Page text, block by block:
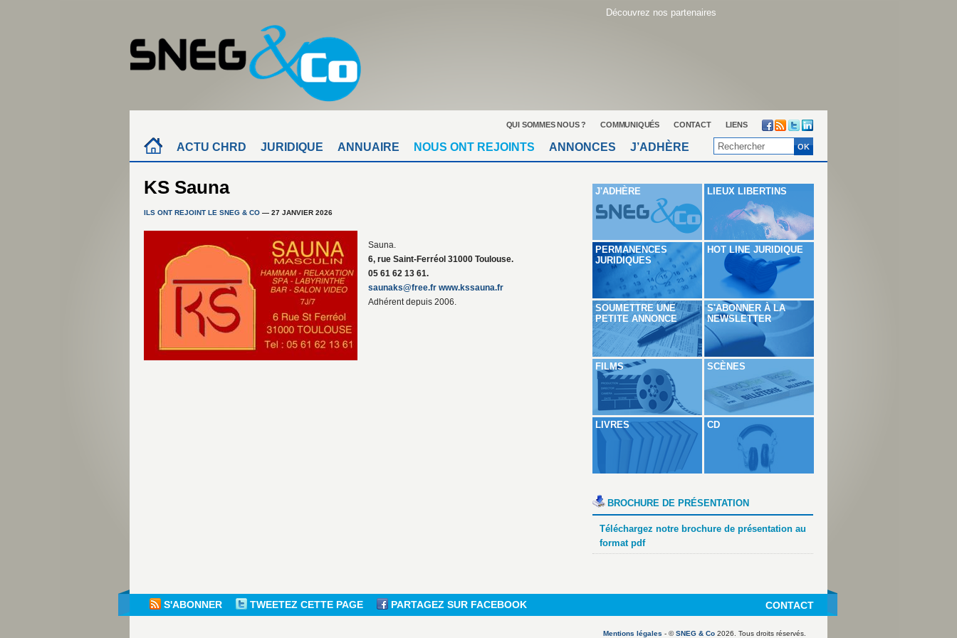
Découvrez nos partenaires
QUI SOMMES NOUS ? COMMUNIQUÉS CONTACT LIENS
ACTU CHRD JURIDIQUE ANNUAIRE NOUS ONT REJOINTS ANNONCES J’ADHÈRE
KS Sauna
ILS ONT REJOINT LE SNEG & CO — 27 JANVIER 2026
Sauna.
6, rue Saint-Ferréol 31000 Toulouse.
05 61 62 13 61.
saunaks@free.fr www.kssauna.fr
Adhérent depuis 2006.
J'ADHÈRE LIEUX LIBERTINS
PERMANENCES
JURIDIQUES
HOT LINE JURIDIQUE
SOUMETTRE UNE
PETITE ANNONCE
S'ABONNER À LA
NEWSLETTER
FILMS SCÈNES
LIVRES CD
BROCHURE DE PRÉSENTATION
Téléchargez notre brochure de présentation au
format pdf
S'ABONNER TWEETEZ CETTE PAGE PARTAGEZ SUR FACEBOOK CONTACT
Mentions légales - ©SNEG & Co 2026. Tous droits réservés.